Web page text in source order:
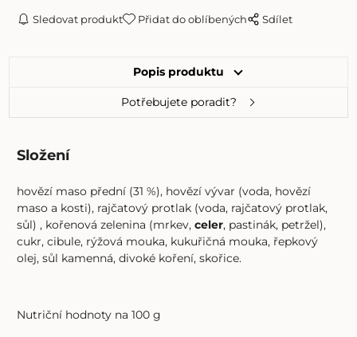
Sledovat produkt Přidat do oblíbených Sdílet
Popis produktu
Potřebujete poradit?
Složení
hovězí maso přední (31 %), hovězí vývar (voda, hovězí
maso a kosti), rajčatový protlak (voda, rajčatový protlak,
sůl) , kořenová zelenina (mrkev,celer, pastinák, petržel),
cukr, cibule, rýžová mouka, kukuřičná mouka, řepkový
olej, sůl kamenná, divoké koření, skořice.
Nutriční hodnoty na 100 g